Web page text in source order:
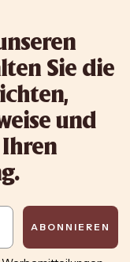
Sie die
und
ABONNIEREN